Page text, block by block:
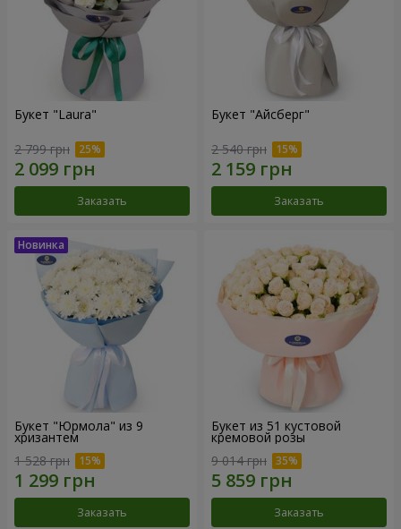
Букет "Laura"
2 799 грн
Заказать
Букет "Айсберг"
2 540 грн
Заказать
Букет "Юрмола" из 9
хризантем
1 528 грн
Заказать
Букет из 51 кустовой
кремовой розы
9 014 грн
Заказать